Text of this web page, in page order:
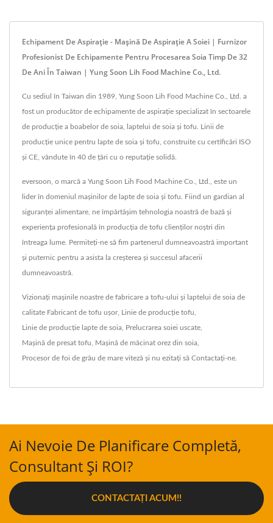
Echipament De Aspirație - Mașină De Aspirație A Soiei | Furnizor
Profesionist De Echipamente Pentru Procesarea Soia Timp De 32
De Ani În Taiwan | Yung Soon Lih Food Machine Co., Ltd.
Cu sediul în Taiwan din 1989, Yung Soon Lih Food Machine Co., Ltd. a
fost un producător de echipamente de aspirație specializat în sectoarele
de producție a boabelor de soia, laptelui de soia și tofu. Linii de
producție unice pentru lapte de soia și tofu, construite cu certificări ISO
și CE, vândute în 40 de țări cu o reputație solidă.
eversoon, o marcă a Yung Soon Lih Food Machine Co., Ltd., este un
lider în domeniul mașinilor de lapte de soia și tofu. Fiind un gardian al
siguranței alimentare, ne împărtășim tehnologia noastră de bază și
experiența profesională în producția de tofu clienților noștri din
întreaga lume. Permiteți-ne să fim partenerul dumneavoastră important
și puternic pentru a asista la creșterea și succesul afacerii
dumneavoastră.
Vizionați mașinile noastre de fabricare a tofu-ului și laptelui de soia de
calitate Fabricant de tofu ușor, Linie de producție tofu
Linie de producție lapte de soia Prelucrarea soiei uscate
Mașină de presat tofu Mașină de măcinat orez din soia
Procesor de foi de grâu de mare viteză și nu ezitați să Contactați-ne
Ai Nevoie De Planificare Completă,
Consultant Și ROI?
CONTACTAȚI ACUM!!